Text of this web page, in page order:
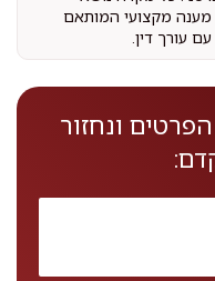
מענה מקצועי המותאם
עורך דין.
ונחזור